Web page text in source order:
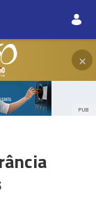
×
PUB